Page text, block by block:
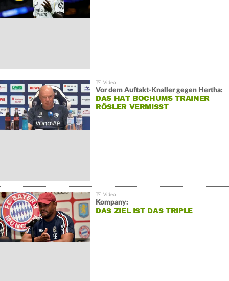
Vor dem Auftakt-Knaller gegen Hertha:
DAS HAT BOCHUMS TRAINER
RÖSLER VERMISST
Kompany:
DAS ZIEL IST DAS TRIPLE